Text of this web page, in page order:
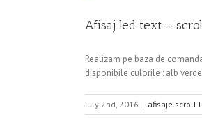
Afisaj led text –
Realizam pe baza de
disponibile culorile : alb
July 2nd, 2016 | afisaje scroll